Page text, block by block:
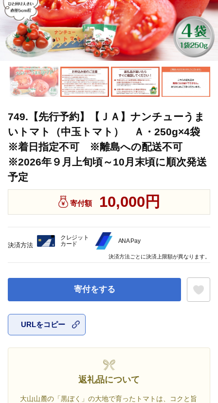
749.【先行予約】【ＪＡ】ナンチューうま
いトマト（中玉トマト） Ａ・250g×4袋
※着日指定不可 ※離島への配送不可
※2026年９月上旬頃～10月末頃に順次発送
予定
寄付額 10,000円
寄付をする
URLをコピー
返礼品について
大山山麓の「黒ぼく」の大地で育ったトマトは、コクと旨
決済方法
クレジット
カード
ANA Pay
決済方法ごとに決済上限額が異なります。